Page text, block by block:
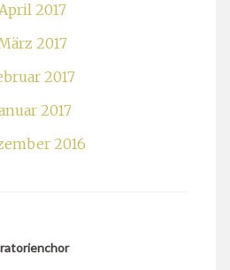
2017
2017
2017
2017
2016